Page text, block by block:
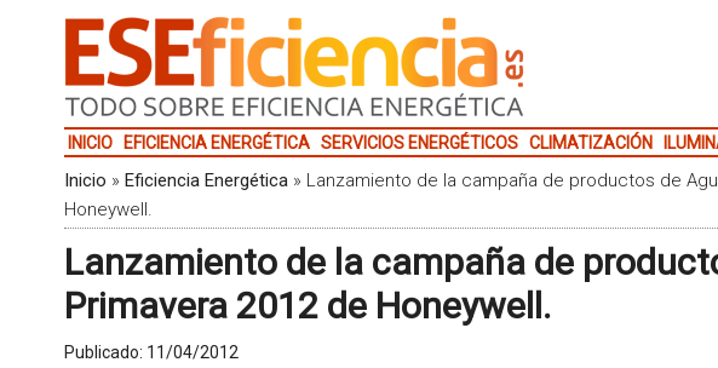
INICIO EFICIENCIA ENERGÉTICA SERVICIOS ENERGÉTICOS CLIMATIZACIÓN
Inicio » Eficiencia Energética» Lanzamiento de la campaña de productos de
Honeywell.
Lanzamiento de la campaña de
Primavera 2012 de Honeywell.
Publicado: 11/04/2012